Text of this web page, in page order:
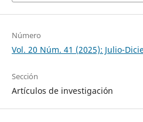
Número
Vol. 20 Núm. 41 (2025): Julio-
Sección
Artículos de investigación